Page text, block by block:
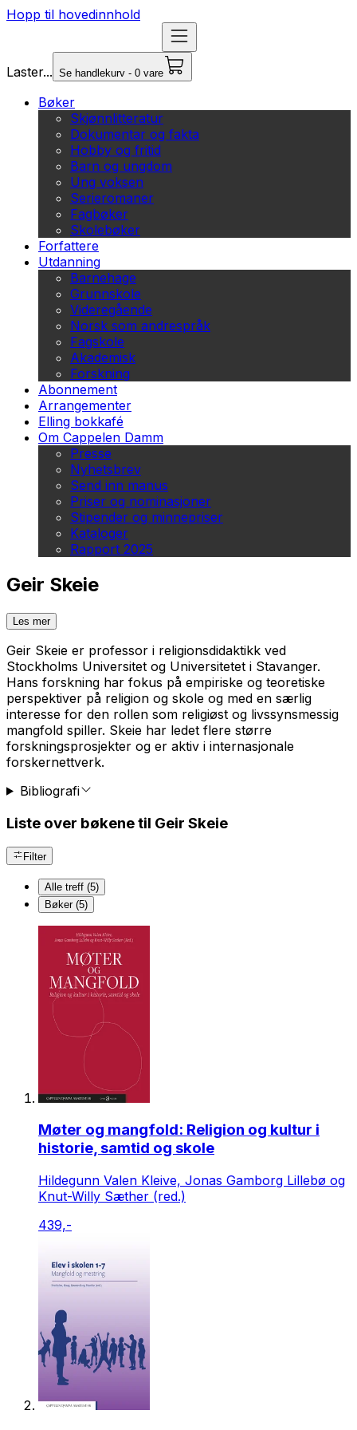
Hopp til hovedinnhold
Laster... Se handlekurv - 0 vare
Bøker
Skjønnlitteratur
Dokumentar og fakta
Hobby og fritid
Barn og ungdom
Ung voksen
Serieromaner
Fagbøker
Skolebøker
Forfattere
Utdanning
Barnehage
Grunnskole
Videregående
Norsk som andrespråk
Fagskole
Akademisk
Forskning
Abonnement
Arrangementer
Elling bokkafé
Om Cappelen Damm
Presse
Nyhetsbrev
Send inn manus
Priser og nominasjoner
Stipender og minnepriser
Kataloger
Rapport 2025
Geir Skeie
Les mer
Geir Skeie er professor i religionsdidaktikk ved
Stockholms Universitet og Universitetet i Stavanger.
Hans forskning har fokus på empiriske og teoretiske
perspektiver på religion og skole og med en særlig
interesse for den rollen som religiøst og livssynsmessig
mangfold spiller. Skeie har ledet flere større
forskningsprosjekter og er aktiv i internasjonale
forskernettverk.
Bibliografi
Liste over bøkene til Geir Skeie
Filter
Alle treff (5)
Bøker (5)
Møter og mangfold: Religion og kultur i
historie, samtid og skole
Hildegunn Valen Kleive, Jonas Gamborg Lillebø og
Knut-Willy Sæther (red.)
439,-